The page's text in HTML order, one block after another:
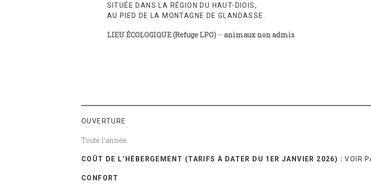
SITUÉE DANS LA RÉGION DU HAUT-DIOIS,
AU PIED DE LA MONTAGNE DE GLANDASSE.
LIEU ÉCOLOGIQUE (Refuge LPO)– animaux non admis
OUVERTURE
Toute l’année.
COÛT DE L’HÉBERGEMENT (TARIFS À DATER DU 1ER JANVIER 2026) : VOIR
CONFORT